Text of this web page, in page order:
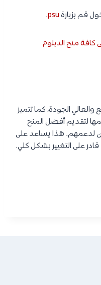
قم بزيارةpsu
.
منح الدبلوم
والعالي الجودة، كما تتميز
لتقديم أفضل المنح
لدعمهم. هذا يساعد على
على التغيير بشكل كلي.